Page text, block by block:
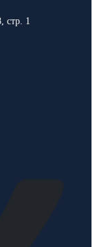
стр. 1